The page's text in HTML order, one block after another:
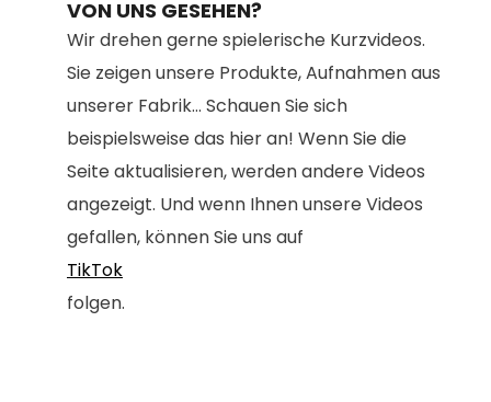
VON UNS GESEHEN?
Wir drehen gerne spielerische Kurzvideos.
Sie zeigen unsere Produkte, Aufnahmen aus
unserer Fabrik... Schauen Sie sich
beispielsweise das hier an! Wenn Sie die
Seite aktualisieren, werden andere Videos
angezeigt. Und wenn Ihnen unsere Videos
gefallen, können Sie uns auf
TikTok
folgen.